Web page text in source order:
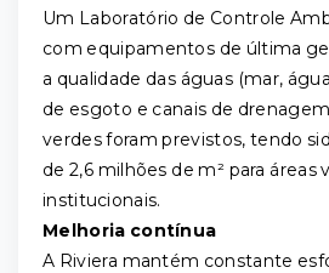
Um Laboratório de Controle
com equipamentos de última
a qualidade das águas (mar,
de esgoto e canais de
verdes foram previstos, tendo
de 2,6 milhões de m² para áreas
institucionais.
Melhoria contínua
A Riviera mantém constante